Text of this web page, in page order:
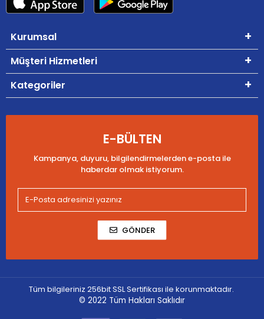
Kurumsal
Müşteri Hizmetleri
Kategoriler
E-BÜLTEN
Kampanya, duyuru, bilgilendirmelerden e-posta ile
haberdar olmak istiyorum.
GÖNDER
Tüm bilgileriniz 256bit SSL Sertifikası ile korunmaktadır.
© 2022 Tüm Hakları Saklıdır